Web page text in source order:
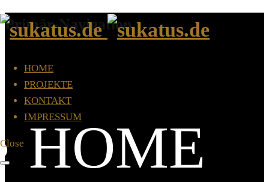
HOME
PROJEKTE
KONTAKT
IMPRESSUM
Close
Primär-Navigation
HOME